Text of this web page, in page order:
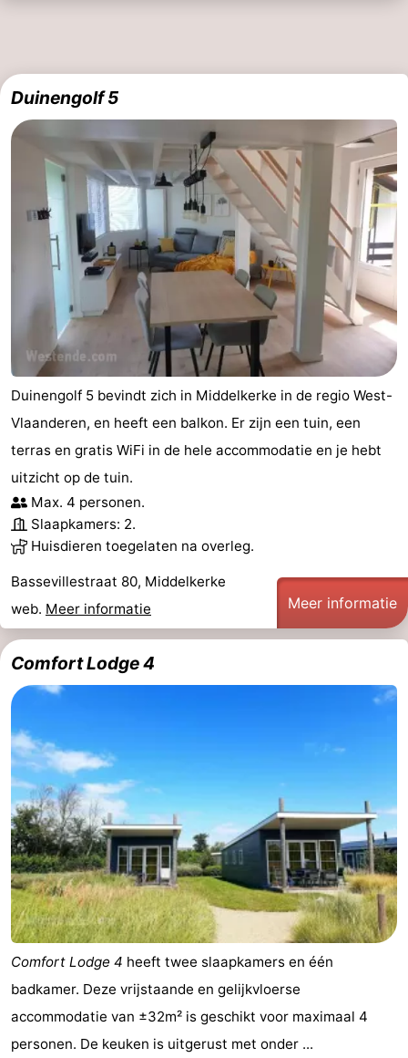
Duinengolf 5
Duinengolf 5 bevindt zich in Middelkerke in de regio West-
Vlaanderen, en heeft een balkon. Er zijn een tuin, een
terras en gratis WiFi in de hele accommodatie en je hebt
uitzicht op de tuin.
Max. 4 personen.
Slaapkamers: 2.
Huisdieren toegelaten na overleg.
Bassevillestraat 80, Middelkerke
web. Meer informatie Meer informatie
Comfort Lodge 4
Comfort Lodge 4 heeft twee slaapkamers en één
badkamer. Deze vrijstaande en gelijkvloerse
accommodatie van ±32m² is geschikt voor maximaal 4
personen. De keuken is uitgerust met onder ...